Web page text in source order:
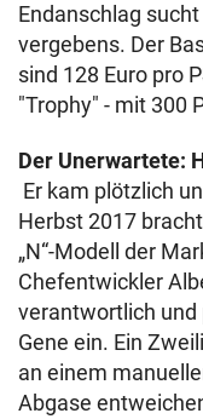
Endanschlag
vergebens. Der
sind 128 Euro pro
"Trophy" - mit 300
Der Unerwartete:
Er kam plötzlich
Herbst 2017
„N“-Modell der
Chefentwickler
verantwortlich und
Gene ein. Ein
an einem
Abgase